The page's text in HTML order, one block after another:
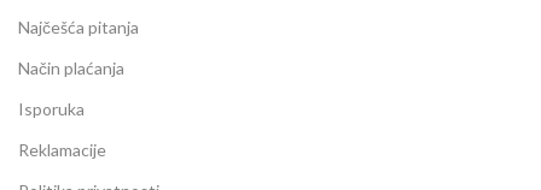
Najčešća pitanja
Način plaćanja
Isporuka
Reklamacije